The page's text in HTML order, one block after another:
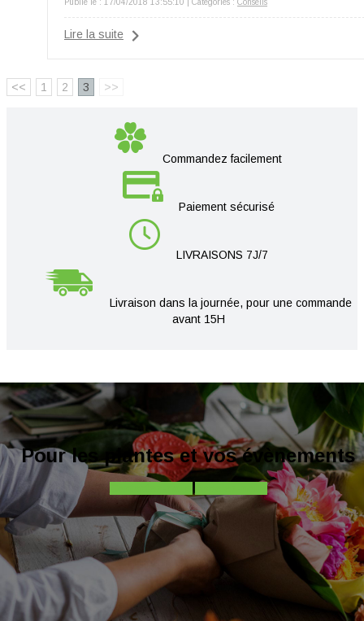
Publié le : 17/04/2018 13:55:10 | Catégories : Conseils
Lire la suite
<< 1 2 3 >>
Commandez facilement
Paiement sécurisé
LIVRAISONS 7J/7
Livraison dans la journée, pour une commande
avant 15H
Pour les plantes et vos évènements